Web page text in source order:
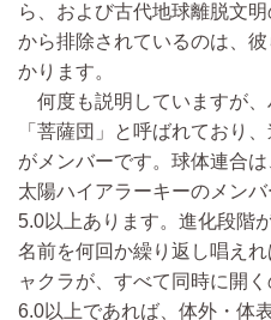
ら、および古代地球離脱文
から排除されているのは、
かります。
何度も説明していますが、
「菩薩団」と呼ばれており
がメンバーです。球体連合
太陽ハイアラーキーのメン
5.0以上あります。進化段階
名前を何回か繰り返し唱え
ャクラが、すべて同時に開
6.0以上であれば、体外・体